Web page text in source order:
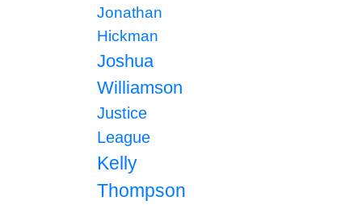
Jonathan
Hickman
Joshua
Williamson
Justice
League
Kelly
Thompson